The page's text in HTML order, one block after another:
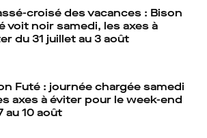
croisé des vacances : Bison
voit noir samedi, les axes à
du 31 juillet au 3 août
Futé : journée chargée samedi
axes à éviter pour le week-end
au 10 août